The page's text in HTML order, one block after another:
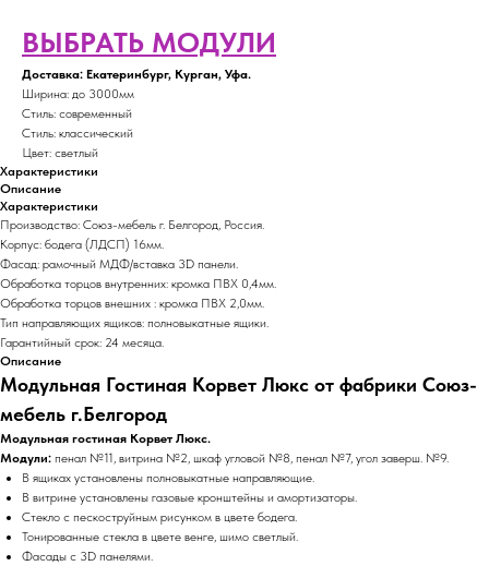
ВЫБРАТЬ МОДУЛИ
Доставка: Екатеринбург, Курган, Уфа.
Ширина: до 3000мм
Стиль: современный
Стиль: классический
Цвет: светлый
Характеристики
Описание
Характеристики
Производство: Союз-мебель г. Белгород, Россия.
Корпус: бодега (ЛДСП) 16мм.
Фасад: рамочный МДФ/вставка 3D панели.
Обработка торцов внутренних: кромка ПВХ 0,4мм.
Обработка торцов внешних : кромка ПВХ 2,0мм.
Тип направляющих ящиков: полновыкатные ящики.
Гарантийный срок: 24 месяца.
Описание
Модульная Гостиная Корвет Люкс от фабрики Союз-
мебель г.Белгород
Модульная гостиная Корвет Люкс.
Модули: пенал №11, витрина №2, шкаф угловой №8, пенал №7, угол заверш. №9.
В ящиках установлены полновыкатные направляющие.
В витрине установлены газовые кронштейны и амортизаторы.
Стекло с пескоструйным рисунком в цвете бодега.
Тонированные стекла в цвете венге, шимо светлый.
Фасады с 3D панелями.